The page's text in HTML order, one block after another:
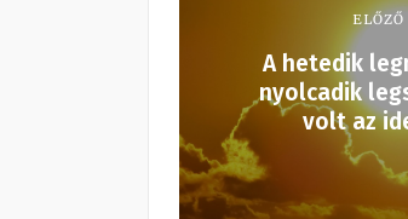
A hetedik
nyolcadik
volt az